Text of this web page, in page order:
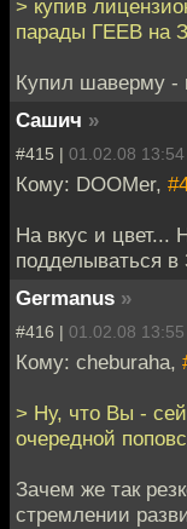
> купив
парады ГЕЕВ на
Купил шаверму -
Сашич »
#415 | 01.02.08 13:54
Кому: DOOMer,
На вкус и цвет...
подделываться
Germanus »
#416 | 01.02.08 13:55
Кому: cheburaha,
> Ну, что Вы -
очередной
Зачем же так
стремлении